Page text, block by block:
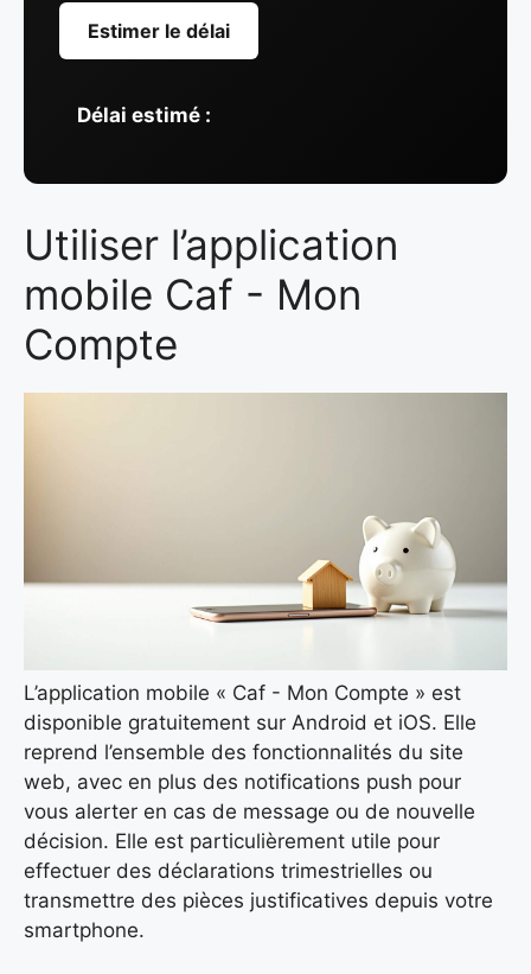
Estimer le délai
Délai estimé :
Utiliser l’application
mobile Caf - Mon
Compte
L’application mobile « Caf - Mon Compte » est
disponible gratuitement sur Android et iOS. Elle
reprend l’ensemble des fonctionnalités du site
web, avec en plus des notifications push pour
vous alerter en cas de message ou de nouvelle
décision. Elle est particulièrement utile pour
effectuer des déclarations trimestrielles ou
transmettre des pièces justificatives depuis votre
smartphone.